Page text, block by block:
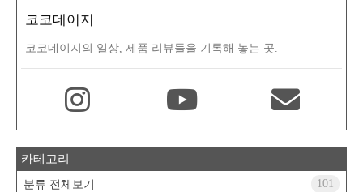
코코데이지
코코데이지의 일상, 제품 리뷰들을 기록해 놓는 곳.
카테고리
분류 전체보기 101